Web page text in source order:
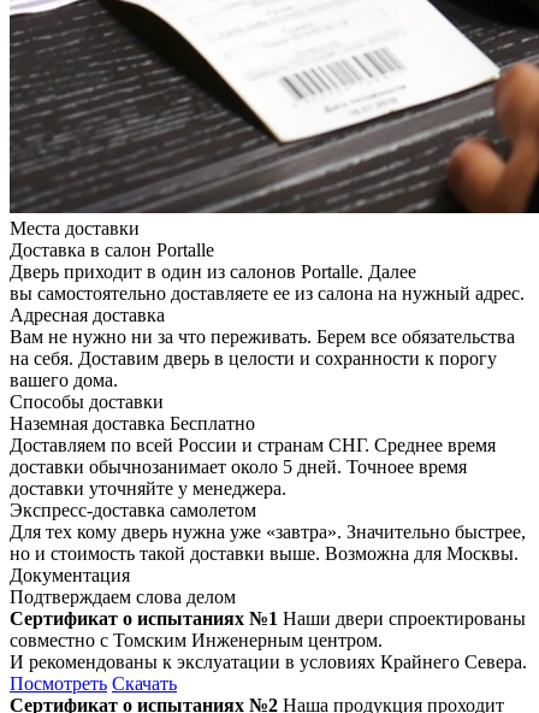
Места доставки
Доставка в салон Portalle
Дверь приходит в один из салонов Portalle. Далее
вы самостоятельно доставляете ее из салона на нужный адрес.
Адресная доставка
Вам не нужно ни за что переживать. Берем все обязательства
на себя. Доставим дверь в целости и сохранности к порогу
вашего дома.
Способы доставки
Наземная доставка Бесплатно
Доставляем по всей России и странам СНГ. Среднее время
доставки обычнозанимает около 5 дней. Точноее время
доставки уточняйте у менеджера.
Экспресс-доставка самолетом
Для тех кому дверь нужна уже «завтра». Значительно быстрее,
но и стоимость такой доставки выше. Возможна для Москвы.
Документация
Подтверждаем слова делом
Сертификат о испытаниях №1 Наши двери спроектированы
совместно с Томским Инженерным центром.
И рекомендованы к экслуатации в условиях Крайнего Севера.
Посмотреть Скачать
Сертификат о испытаниях №2 Наша продукция проходит